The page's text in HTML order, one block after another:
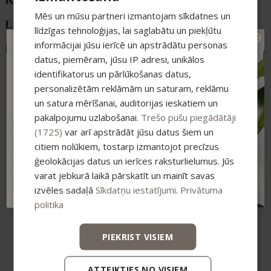
Luokat
Kategorier
Sejas ādai
Attīrītāji un toniki
Serumi
Sejas krēmi
Acu zonai
Lūpām
Ķermenim un matiem
Dušas želejas
Skrubji
Losjoni un krēmi
Roku krēmi
Ķermeņa aromāti
Matu kopšana
Maskas un kondicionieri
Serumi matiem
Vannai un SPA
Vannas bumbas
Mēs un mūsu partneri izmantojam sīkdatnes un
līdzīgas tehnoloģijas, lai saglabātu un piekļūtu
informācijai jūsu ierīcē un apstrādātu personas
datus, piemēram, jūsu IP adresi, unikālos
identifikatorus un pārlūkošanas datus,
personalizētām reklāmām un saturam, reklāmu
un satura mērīšanai, auditorijas ieskatiem un
pakalpojumu uzlabošanai. Trešo pušu piegādātāji
(1725) var arī apstrādāt jūsu datus šiem un
citiem nolūkiem, tostarp izmantojot precīzus
ģeolokācijas datus un ierīces raksturlielumus. Jūs
varat jebkurā laikā pārskatīt un mainīt savas
izvēles sadaļāSīkdatņu iestatījumi. Privātuma
politika
PIEKRIST VISIEM
TAVAM PIRMAJAM
PIRKUMAM PAPILDUS
-15% ATLAIDE!
Pieraksties jaunumiem un saņem īpašu
atlaidi savam pirmajam pasūtījumam.
Atlaide summējas ar esošajiem piedāvājumiem
pirkumiem virs 25 €
ABONĒT